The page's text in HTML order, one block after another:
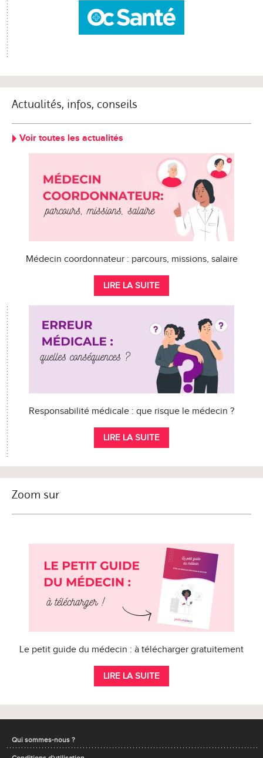
Actualités, infos, conseils
Voir toutes les actualités
Médecin coordonnateur : parcours, missions, salaire
LIRE LA SUITE
Responsabilité médicale : que risque le médecin ?
LIRE LA SUITE
Zoom sur
Le petit guide du médecin : à télécharger gratuitement
LIRE LA SUITE
Qui sommes-nous ?